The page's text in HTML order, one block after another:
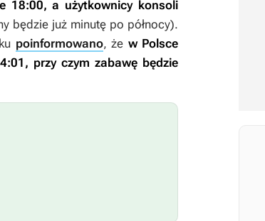
18:00, a użytkownicy konsoli
będzie już minutę po północy).
poinformowano, że w Polsce
przy czym zabawę będzie